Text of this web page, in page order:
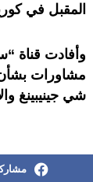
المقبل في
وأفادت قناة
مشاورات بشأن
شي جينيبينغ